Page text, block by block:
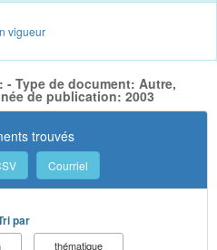
vigueur
- Type de document: Autre,
de publication: 2003
trouvés
Courriel
par
thématique